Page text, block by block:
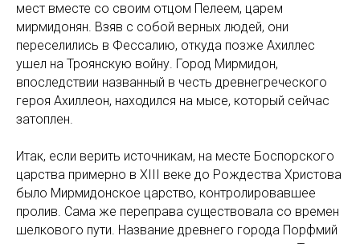
мест вместе со своим отцом Пелеем, царем
мирмидонян. Взяв с собой верных людей, они
переселились в Фессалию, откуда позже Ахиллес
ушел на Троянскую войну. Город Мирмидон,
впоследствии названный в честь древнегреческого
героя Ахиллеон, находился на мысе, который сейчас
затоплен.
Итак, если верить источникам, на месте Боспорского
царства примерно в XIII веке до Рождества Христова
было Мирмидонское царство, контролировавшее
пролив. Сама же переправа существовала со времен
шелкового пути. Название древнего города Порфмий